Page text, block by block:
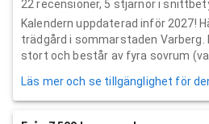
22 recensioner, 5 stjärnor i
Kalendern uppdaterad inför 2027!
trädgård i sommarstaden Varberg.
stort och består av fyra sovrum
Läs mer och se tillgänglighet för